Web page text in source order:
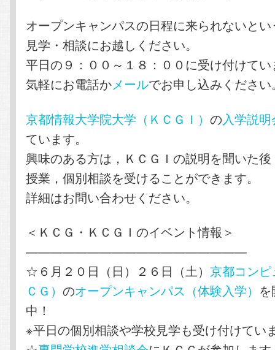
オープンキャンパスの日程に来られないと
見学・相談にお越しください。
平日の９：００～１８：００に受け付けて
気軽にお電話かメールでお申し込みください
京都情報大学院大学（ＫＣＧＩ）の入学説
ています。
興味のある方は，ＫＣＧＩの説明を聞いた
授業，個別相談を受けることができます。
詳細はお問い合わせください。
＜ＫＣＧ・ＫＣＧＩのイベント情報＞
——————————————————
☆６月２０日（日）２６日（土） 京都コン
ＣＧ）のオープンキャンパス（体験入学）
中！
※平日の個別相談や学校見学も受け付けてい